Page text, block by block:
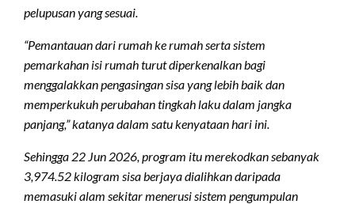
pelupusan yang sesuai.
“Pemantauan dari rumah ke rumah serta sistem
pemarkahan isi rumah turut diperkenalkan bagi
menggalakkan pengasingan sisa yang lebih baik dan
memperkukuh perubahan tingkah laku dalam jangka
panjang,” katanya dalam satu kenyataan hari ini.
Sehingga 22 Jun 2026, program itu merekodkan sebanyak
3,974.52 kilogram sisa berjaya dialihkan daripada
memasuki alam sekitar menerusi sistem pengumpulan